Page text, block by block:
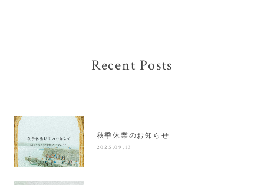
Recent Posts
秋季休業のお知らせ
2025.09.13